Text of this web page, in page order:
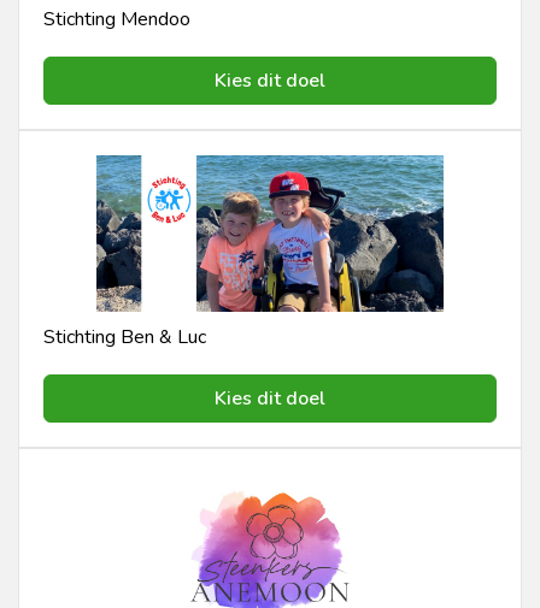
Stichting Mendoo
Kies dit doel
Stichting Ben & Luc
Kies dit doel